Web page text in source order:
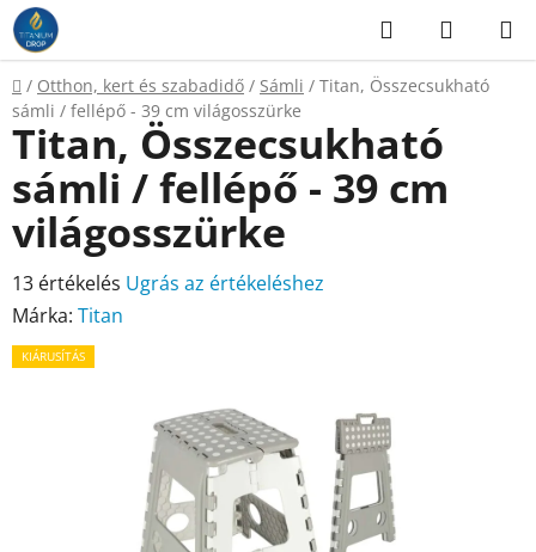
Ugrás
fő
tartalomhoz
KeresésKOSÁR
Kezdőlap
/ Otthon, kert és szabadidő / Sámli / Titan, Összecsukható
sámli / fellépő - 39 cm világosszürke
Titan, Összecsukható
sámli / fellépő - 39 cm
világosszürke
A
termék
átlagos
13 értékelés Ugrás az értékeléshez
Márka: Titan
KIÁRUSÍTÁS